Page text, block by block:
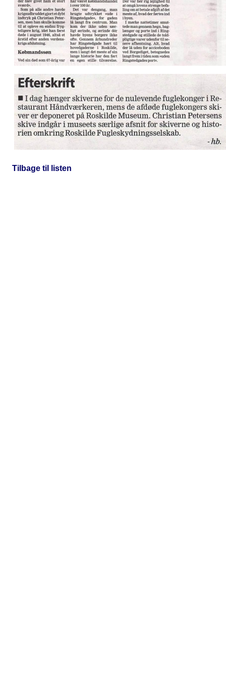
Tilbage til listen